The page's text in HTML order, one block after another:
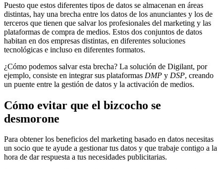
Puesto que estos diferentes tipos de datos se almacenan en áreas
distintas, hay una brecha entre los datos de los anunciantes y los de
terceros que tienen que salvar los profesionales del marketing y las
plataformas de compra de medios. Estos dos conjuntos de datos
habitan en dos empresas distintas, en diferentes soluciones
tecnológicas e incluso en diferentes formatos.
¿Cómo podemos salvar esta brecha? La solución de Digilant, por
ejemplo, consiste en integrar sus plataformas DMP y DSP, creando
un puente entre la gestión de datos y la activación de medios.
Cómo evitar que el bizcocho se
desmorone
Para obtener los beneficios del marketing basado en datos necesitas
un socio que te ayude a gestionar tus datos y que trabaje contigo a la
hora de dar respuesta a tus necesidades publicitarias.